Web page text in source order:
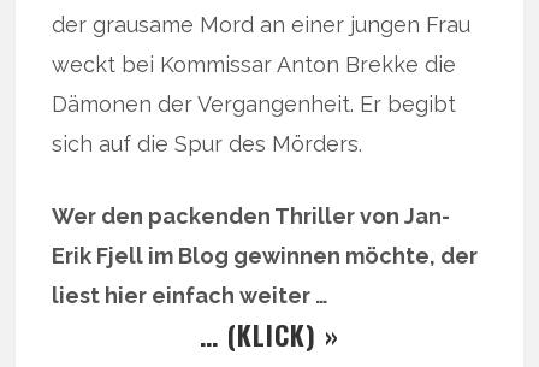
der grausame Mord an einer jungen Frau
weckt bei Kommissar Anton Brekke die
Dämonen der Vergangenheit. Er begibt
sich auf die Spur des Mörders.
Wer den packenden Thriller von Jan-
Erik Fjell im Blog gewinnen möchte, der
liest hier einfach weiter …
… (KLICK) »